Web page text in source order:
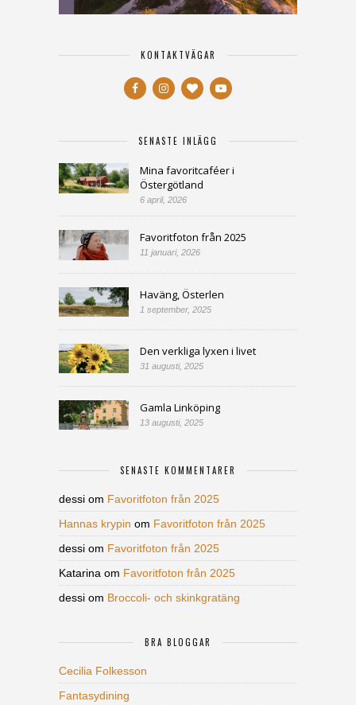
KONTAKTVÄGAR
SENASTE INLÄGG
Mina favoritcaféer i
Östergötland
6 april, 2026
Favoritfoton från 2025
11 januari, 2026
Haväng, Österlen
1 september, 2025
Den verkliga lyxen i livet
31 augusti, 2025
Gamla Linköping
13 augusti, 2025
SENASTE KOMMENTARER
dessi om Favoritfoton från 2025
Hannas krypin om Favoritfoton från 2025
dessi om Favoritfoton från 2025
Katarina om Favoritfoton från 2025
dessi om Broccoli- och skinkgratäng
BRA BLOGGAR
Cecilia Folkesson
Fantasydining